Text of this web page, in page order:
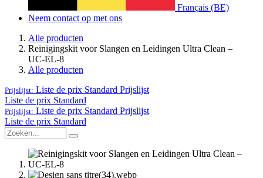
Français (BE)
Neem contact op met ons
Alle producten
Reinigingskit voor Slangen en Leidingen Ultra Clean –
UC‑EL‑8
Alle producten
Prijslijst: Liste de prix Standard Prijslijst
Liste de prix Standard
Prijslijst: Liste de prix Standard Prijslijst
Liste de prix Standard